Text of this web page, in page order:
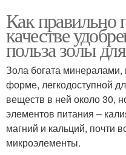
Как правильно
качестве
польза золы
Зола богата минералами,
форме, легкодоступной
веществ в ней около 30,
элементов питания –
магний и кальций, почти
микроэлементы.